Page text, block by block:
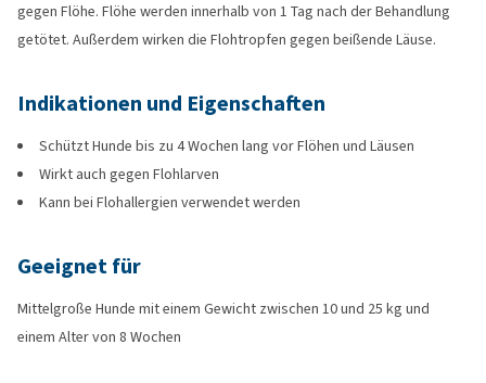
gegen Flöhe. Flöhe werden innerhalb von 1 Tag nach der Behandlung
getötet. Außerdem wirken die Flohtropfen gegen beißende Läuse.
Indikationen und Eigenschaften
Schützt Hunde bis zu 4 Wochen lang vor Flöhen und Läusen
Wirkt auch gegen Flohlarven
Kann bei Flohallergien verwendet werden
Geeignet für
Mittelgroße Hunde mit einem Gewicht zwischen 10 und 25 kg und
einem Alter von 8 Wochen